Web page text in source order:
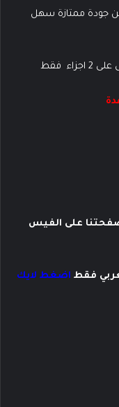
جودة ممتازة سهل
فقط
صفحتنا على الفيس
فقط اضغط لايك